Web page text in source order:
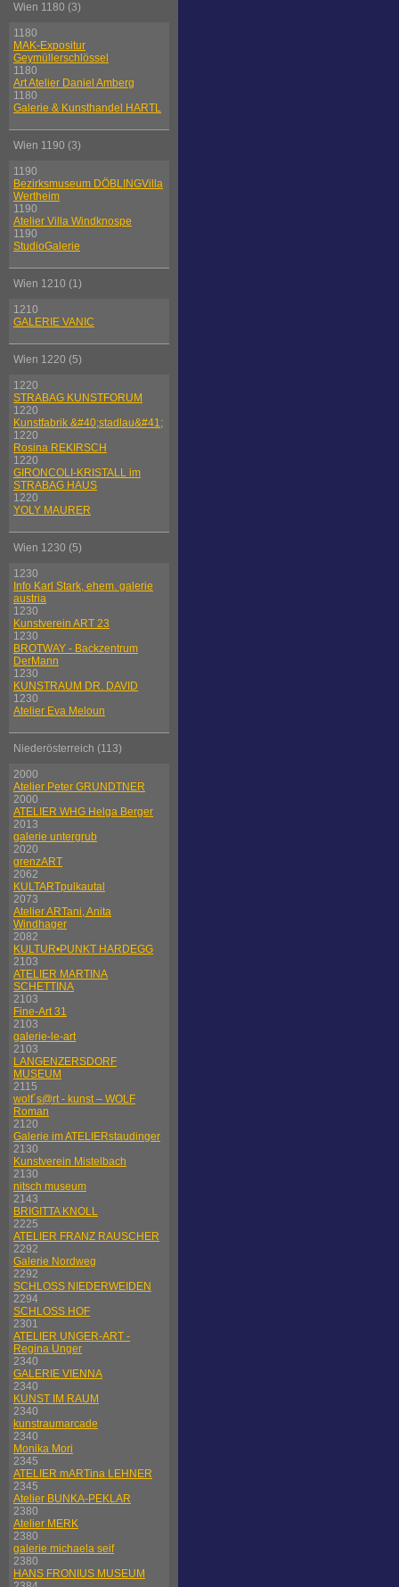
Wien 1180 (3)
1180
MAK-Expositur
Geymüllerschlössel
1180
Art Atelier Daniel Amberg
1180
Galerie & Kunsthandel HARTL
Wien 1190 (3)
1190
Bezirksmuseum DÖBLINGVilla
Wertheim
1190
Atelier Villa Windknospe
1190
StudioGalerie
Wien 1210 (1)
1210
GALERIE VANIC
Wien 1220 (5)
1220
STRABAG KUNSTFORUM
1220
Kunstfabrik &#40;stadlau&#41;
1220
Rosina REKIRSCH
1220
GIRONCOLI-KRISTALL im
STRABAG HAUS
1220
YOLY MAURER
Wien 1230 (5)
1230
Info Karl Stark, ehem. galerie
austria
1230
Kunstverein ART 23
1230
BROTWAY - Backzentrum
DerMann
1230
KUNSTRAUM DR. DAVID
1230
Atelier Eva Meloun
Niederösterreich (113)
2000
Atelier Peter GRUNDTNER
2000
ATELIER WHG Helga Berger
2013
galerie untergrub
2020
grenzART
2062
KULTARTpulkautal
2073
Atelier ARTani, Anita
Windhager
2082
KULTUR•PUNKT HARDEGG
2103
ATELIER MARTINA
SCHETTINA
2103
Fine-Art 31
2103
galerie-le-art
2103
LANGENZERSDORF
MUSEUM
2115
wolf´s@rt - kunst – WOLF
Roman
2120
Galerie im ATELIERstaudinger
2130
Kunstverein Mistelbach
2130
nitsch museum
2143
BRIGITTA KNOLL
2225
ATELIER FRANZ RAUSCHER
2292
Galerie Nordweg
2292
SCHLOSS NIEDERWEIDEN
2294
SCHLOSS HOF
2301
ATELIER UNGER-ART -
Regina Unger
2340
GALERIE VIENNA
2340
KUNST IM RAUM
2340
kunstraumarcade
2340
Monika Mori
2345
ATELIER mARTina LEHNER
2345
Atelier BUNKA-PEKLAR
2380
Atelier MERK
2380
galerie michaela seif
2380
HANS FRONIUS MUSEUM